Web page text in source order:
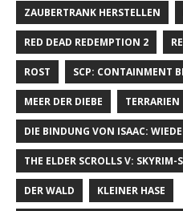
ZAUBERTRANK HERSTELLEN
RED DEAD REDEMPTION 2
ROST SCP: CONTAINMENT
MEER DER DIEBE TERRARIEN
DIE BINDUNG VON ISAAC:
THE ELDER SCROLLS V:
DER WALD KLEINER HASE